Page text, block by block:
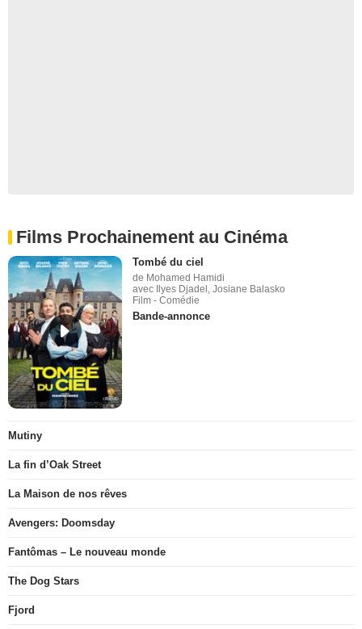
Films Prochainement au Cinéma
Tombé du ciel
de Mohamed Hamidi
avec Ilyes Djadel, Josiane Balasko
Film - Comédie
Bande-annonce
Mutiny
La fin d’Oak Street
La Maison de nos rêves
Avengers: Doomsday
Fantômas – Le nouveau monde
The Dog Stars
Fjord